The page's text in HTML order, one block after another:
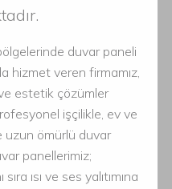
duvar paneli
hizmet veren firmamız,
estetik çözümler
işçilikle, ev ve
uzun ömürlü duvar
panellerimiz;
ısı ve ses yalıtımına